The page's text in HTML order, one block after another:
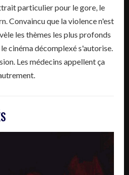
particulier pour le gore, le
Convaincu que la violence n'est
les thèmes les plus profonds
cinéma décomplexé s'autorise.
Les médecins appellent ça